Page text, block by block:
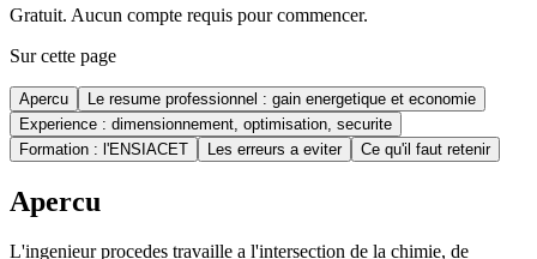
Gratuit. Aucun compte requis pour commencer.
Sur cette page
Apercu
Le resume professionnel : gain energetique et economie
Experience : dimensionnement, optimisation, securite
Formation : l'ENSIACET
Les erreurs a eviter Ce qu'il faut retenir
Apercu
L'ingenieur procedes travaille a l'intersection de la chimie, de